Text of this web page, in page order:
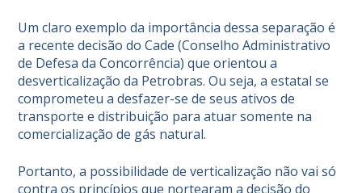
Um claro exemplo da importância dessa separação é
a recente decisão do Cade (Conselho Administrativo
de Defesa da Concorrência) que orientou a
desverticalização da Petrobras. Ou seja, a estatal se
comprometeu a desfazer-se de seus ativos de
transporte e distribuição para atuar somente na
comercialização de gás natural.
Portanto, a possibilidade de verticalização não vai só
contra os princípios que nortearam a decisão do